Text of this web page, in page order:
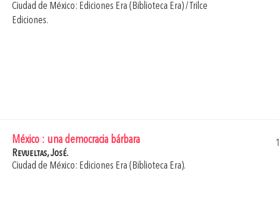
Ciudad de México: Ediciones Era (Biblioteca Era) / Trilce
Ediciones.
México : una democracia bárbara
Revueltas, José.
Ciudad de México: Ediciones Era (Biblioteca Era).